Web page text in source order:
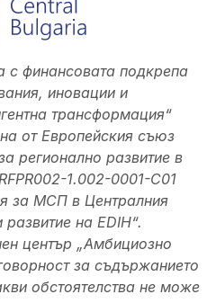
с финансовата подкрепа
иновации и
трансформация“
от Европейския съюз
регионално развитие в
1.002-0001-C01
за МСП в Централния
на EDIH“.
център „Амбициозно
за съдържанието
обстоятелства не може